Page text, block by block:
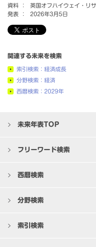
資料 ：
英国オフハイウェイ・リ
発表 ：
2026年3月5日
関連する未来を検索
索引検索：経済成長
分野検索：経済
西暦検索：2029年
未来年表TOP
フリーワード検索
西暦検索
分野検索
索引検索